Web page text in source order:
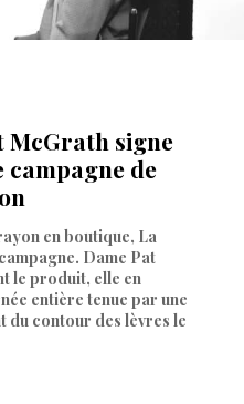
McGrath signe
de
en boutique, La
Dame Pat
le produit, elle en
entière tenue par une
du contour des lèvres le